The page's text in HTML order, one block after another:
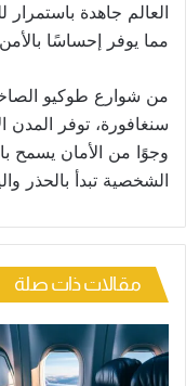
العالم جاهدة باستمرار
مما يوفر إحساسًا
من شوارع طوكيو
سنغافورة، توفر المدن
وجوًا من الأمان يسمح
الشخصية تبدأ بالحذر
مقالات ذات صلة